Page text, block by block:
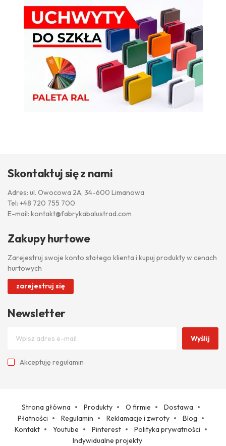
Skontaktuj się z nami
Adres: ul. Owocowa 2A, 34-600 Limanowa
Tel: +48 720 755 700
E-mail: kontakt@fabrykabalustrad.com
Zakupy hurtowe
Zarejestruj swoje konto stałego klienta i kupuj produkty w cenach
hurtowych
zarejestruj się
Newsletter
Wyślij
Akceptuję regulamin
Strona główna Produkty O firmie
Dostawa
Płatności
Regulamin Reklamacje i zwroty
Blog
Kontakt
Youtube Pinterest
Polityka prywatności
Indywidualne projekty